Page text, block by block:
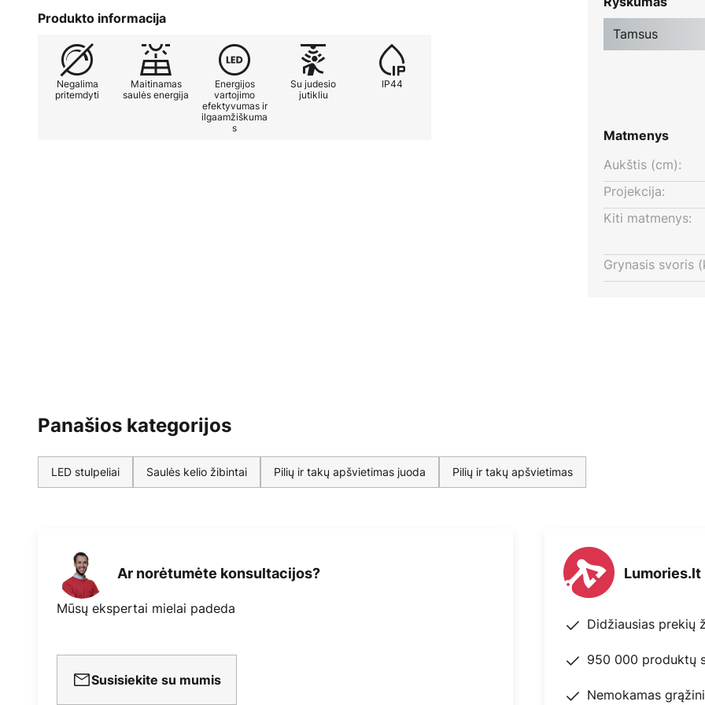
užfiksuoja judesį. Rica Round puikiai tinka orientacinei šviesai
takams ar įvažiavimams sukurti ir veikia be jokio elektros tiekimo.
- Akumuliatorius 2200 mAh
- Jutiklis fiksuoja judesius 8 metrų spinduliu ir 100° kampu
Produkto informacija
Negalima
pritemdyti
Maitinamas
saulės energija
Energijos
vartojimo
efektyvumas ir
ilgaamžiškuma
s
Su judesio
jutikliu
IP44
Tamsus
Matmenys
Aukštis (cm):
Projekcija:
Kiti matmenys:
Grynasis svoris
Panašios kategorijos
LED stulpeliai Saulės kelio žibintai Pilių ir takų apšvietimas juoda Pilių ir takų apšvietimas
Ar norėtumėte konsultacijos?
Mūsų ekspertai mielai padeda
Susisiekite su mumis
Lumories.lt
Didžiausias prekių
950 000 produktų
Nemokamas